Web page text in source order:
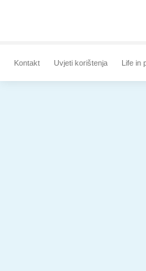
Kontakt Uvjeti korištenja Life in